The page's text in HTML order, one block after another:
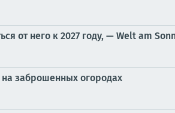
от него к 2027 году, — Welt am
заброшенных огородах